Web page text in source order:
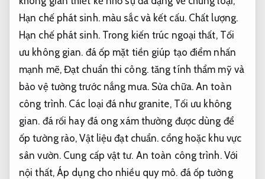
Hạn chế phát sinh.màu sắc và kết cấu. Chất lượng.
Hạn chế phát sinh.Trong kiến trúc ngoại thất, Tối
ưu không gian. đá ốp mặt tiền giúp tạo điểm nhấn
mạnh mẽ, Đạt chuẩn thi công.tăng tính thẩm mỹ và
bảo vệ tường trước nắng mưa. Sửa chữa. An toàn
công trình. Các loại đá như granite, Tối ưu không
gian. đá rối hay đá ong xám thường được dùng để
ốp tường rào,Vật liệu đạt chuẩn. cổng hoặc khu vực
sân vườn. Cung cấp vật tư. An toàn công trình.Với
nội thất, Áp dụng cho nhiều quy mô. đá ốp tường